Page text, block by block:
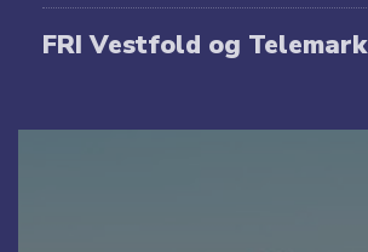
FRI Vestfold og Telemark